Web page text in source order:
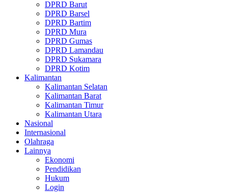
DPRD Barut
DPRD Barsel
DPRD Bartim
DPRD Mura
DPRD Gumas
DPRD Lamandau
DPRD Sukamara
DPRD Kotim
Kalimantan
Kalimantan Selatan
Kalimantan Barat
Kalimantan Timur
Kalimantan Utara
Nasional
Internasional
Olahraga
Lainnya
Ekonomi
Pendidikan
Hukum
Login